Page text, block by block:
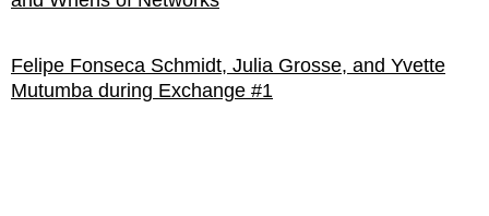
Felipe Fonseca Schmidt, Julia Grosse, and Yvette
Mutumba during Exchange #1